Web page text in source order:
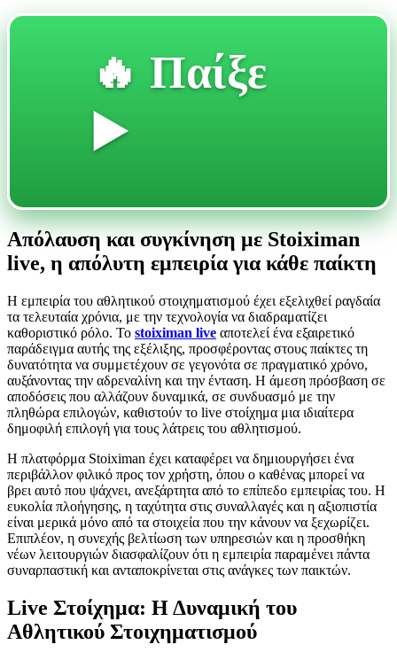
🔥 Παίξε
▶️
Απόλαυση και συγκίνηση με Stoiximan
live, η απόλυτη εμπειρία για κάθε παίκτη
Η εμπειρία του αθλητικού στοιχηματισμού έχει εξελιχθεί ραγδαία
τα τελευταία χρόνια, με την τεχνολογία να διαδραματίζει
καθοριστικό ρόλο. Το stoiximan live αποτελεί ένα εξαιρετικό
παράδειγμα αυτής της εξέλιξης, προσφέροντας στους παίκτες τη
δυνατότητα να συμμετέχουν σε γεγονότα σε πραγματικό χρόνο,
αυξάνοντας την αδρεναλίνη και την ένταση. Η άμεση πρόσβαση σε
αποδόσεις που αλλάζουν δυναμικά, σε συνδυασμό με την
πληθώρα επιλογών, καθιστούν το live στοίχημα μια ιδιαίτερα
δημοφιλή επιλογή για τους λάτρεις του αθλητισμού.
Η πλατφόρμα Stoiximan έχει καταφέρει να δημιουργήσει ένα
περιβάλλον φιλικό προς τον χρήστη, όπου ο καθένας μπορεί να
βρει αυτό που ψάχνει, ανεξάρτητα από το επίπεδο εμπειρίας του. Η
ευκολία πλοήγησης, η ταχύτητα στις συναλλαγές και η αξιοπιστία
είναι μερικά μόνο από τα στοιχεία που την κάνουν να ξεχωρίζει.
Επιπλέον, η συνεχής βελτίωση των υπηρεσιών και η προσθήκη
νέων λειτουργιών διασφαλίζουν ότι η εμπειρία παραμένει πάντα
συναρπαστική και ανταποκρίνεται στις ανάγκες των παικτών.
Live Στοίχημα: Η Δυναμική του
Αθλητικού Στοιχηματισμού